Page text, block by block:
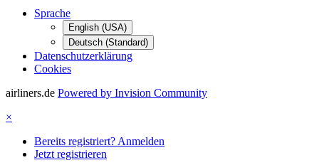
Sprache
English (USA)
Deutsch (Standard)
Datenschutzerklärung
Cookies
airliners.de Powered by Invision Community
×
Bereits registriert? Anmelden
Jetzt registrieren